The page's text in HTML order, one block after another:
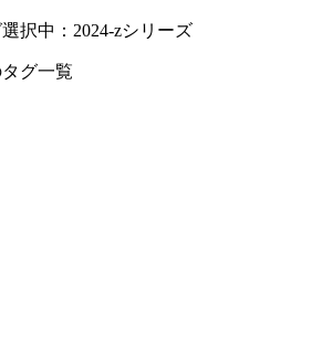
選択中：2024-zシリーズ
グ一覧